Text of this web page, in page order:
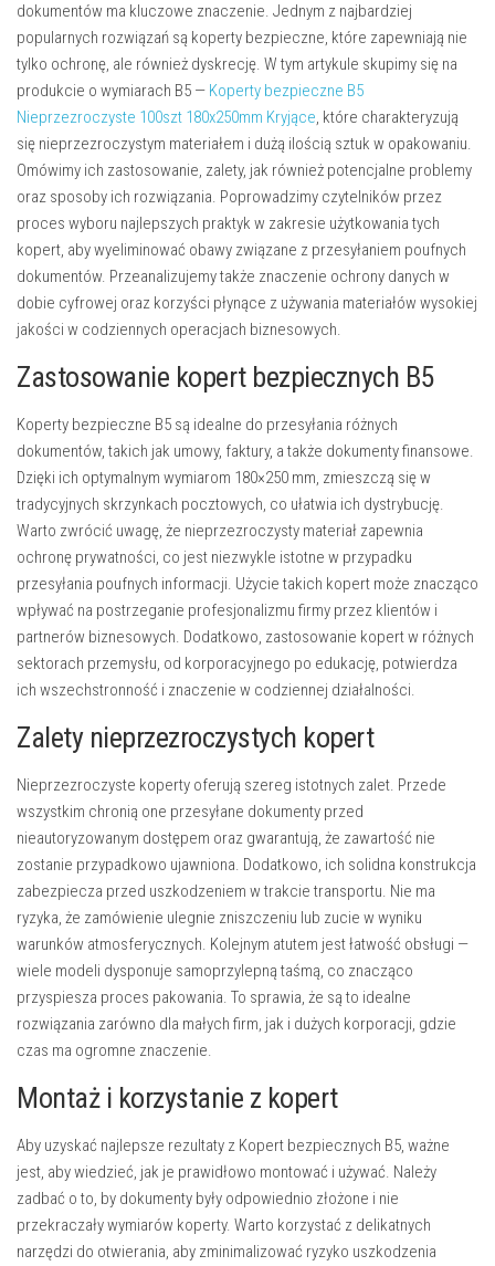
dokumentów ma kluczowe znaczenie. Jednym z najbardziej
popularnych rozwiązań są koperty bezpieczne, które zapewniają nie
tylko ochronę, ale również dyskrecję. W tym artykule skupimy się na
produkcie o wymiarach B5 — Koperty bezpieczne B5
Nieprzezroczyste 100szt 180x250mm Kryjące , które charakteryzują
się nieprzezroczystym materiałem i dużą ilością sztuk w opakowaniu.
Omówimy ich zastosowanie, zalety, jak również potencjalne problemy
oraz sposoby ich rozwiązania. Poprowadzimy czytelników przez
proces wyboru najlepszych praktyk w zakresie użytkowania tych
kopert, aby wyeliminować obawy związane z przesyłaniem poufnych
dokumentów. Przeanalizujemy także znaczenie ochrony danych w
dobie cyfrowej oraz korzyści płynące z używania materiałów wysokiej
jakości w codziennych operacjach biznesowych.
Zastosowanie kopert bezpiecznych B5
Koperty bezpieczne B5 są idealne do przesyłania różnych
dokumentów, takich jak umowy, faktury, a także dokumenty finansowe.
Dzięki ich optymalnym wymiarom 180×250 mm, zmieszczą się w
tradycyjnych skrzynkach pocztowych, co ułatwia ich dystrybucję.
Warto zwrócić uwagę, że nieprzezroczysty materiał zapewnia
ochronę prywatności, co jest niezwykle istotne w przypadku
przesyłania poufnych informacji. Użycie takich kopert może znacząco
wpływać na postrzeganie profesjonalizmu firmy przez klientów i
partnerów biznesowych. Dodatkowo, zastosowanie kopert w różnych
sektorach przemysłu, od korporacyjnego po edukację, potwierdza
ich wszechstronność i znaczenie w codziennej działalności.
Zalety nieprzezroczystych kopert
Nieprzezroczyste koperty oferują szereg istotnych zalet. Przede
wszystkim chronią one przesyłane dokumenty przed
nieautoryzowanym dostępem oraz gwarantują, że zawartość nie
zostanie przypadkowo ujawniona. Dodatkowo, ich solidna konstrukcja
zabezpiecza przed uszkodzeniem w trakcie transportu. Nie ma
ryzyka, że zamówienie ulegnie zniszczeniu lub zucie w wyniku
warunków atmosferycznych. Kolejnym atutem jest łatwość obsługi —
wiele modeli dysponuje samoprzylepną taśmą, co znacząco
przyspiesza proces pakowania. To sprawia, że są to idealne
rozwiązania zarówno dla małych firm, jak i dużych korporacji, gdzie
czas ma ogromne znaczenie.
Montaż i korzystanie z kopert
Aby uzyskać najlepsze rezultaty z Kopert bezpiecznych B5, ważne
jest, aby wiedzieć, jak je prawidłowo montować i używać. Należy
zadbać o to, by dokumenty były odpowiednio złożone i nie
przekraczały wymiarów koperty. Warto korzystać z delikatnych
narzędzi do otwierania, aby zminimalizować ryzyko uszkodzenia